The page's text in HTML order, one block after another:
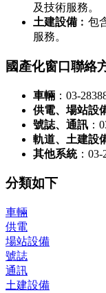
及技術服務。
土建設備 ︰包
服務。
國產化窗口聯絡
車輛 ：03-
供電、場站設
號誌、通訊 ：
軌道、土建設
其他系統：03-
分類如下
車輛
供電
場站設備
號誌
通訊
土建設備